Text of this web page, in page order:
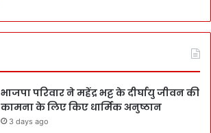
भाजपा परिवार ने महेंद्र भट्ट के दीर्घायु जीवन की
कामना के लिए किए धार्मिक अनुष्ठान
3 days ago